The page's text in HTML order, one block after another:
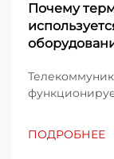
Почему
Защита
ПОДРОБНЕЕ